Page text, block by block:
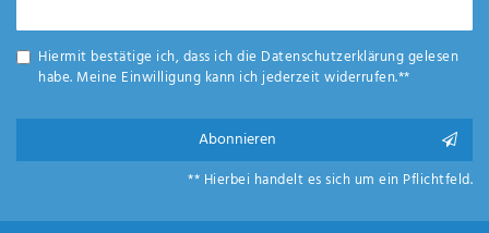
Hiermit bestätige ich, dass ich die Daten­schutz­erklärunggelesen
habe. Meine Einwilligung kann ich jederzeit widerrufen.**
Abonnieren
** Hierbei handelt es sich um ein Pflichtfeld.